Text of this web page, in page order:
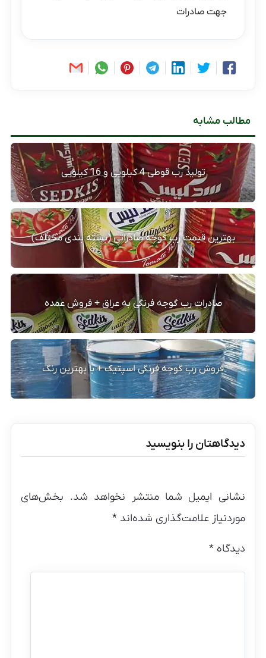
جهت صادرات
مطالب مشابه
تولید رب قوطی 4 کیلویی و 16 کیلویی
بهترین قیمت رب گوجه صادراتی (بسته بندی مختلف)
صادرات رب گوجه فرنگی به عراق + فروش عمده
فروش رب گوجه فرنگی اسپتیک + با بهترین رنگ
دیدگاهتان را بنویسید
نشانی ایمیل شما منتشر نخواهد شد. بخش‌های
موردنیاز علامت‌گذاری شده‌اند*
دیدگاه*